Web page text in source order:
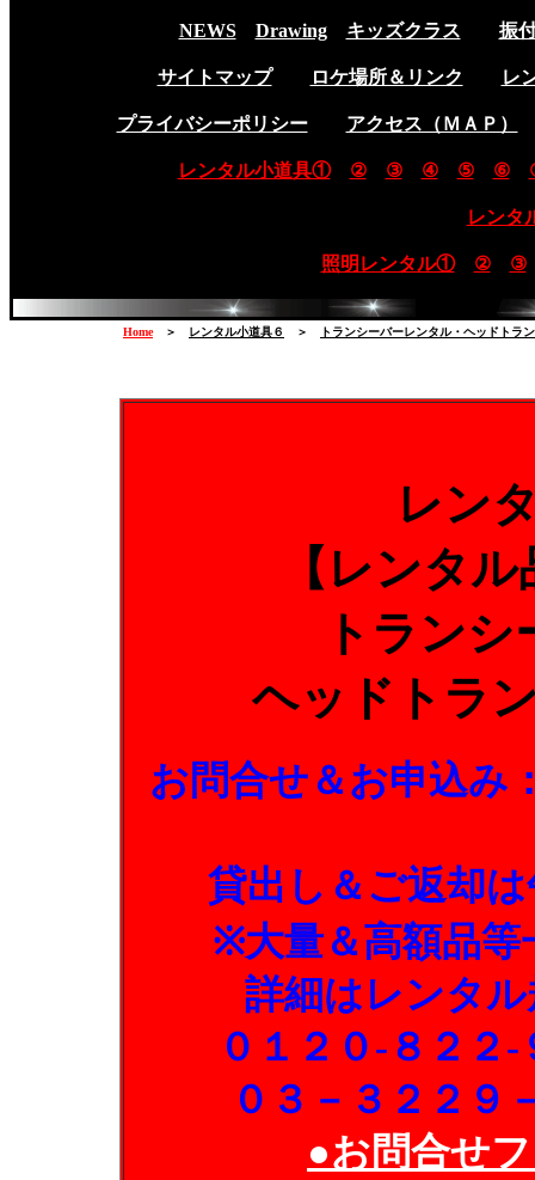
NEWS Drawing キッズクラス 振
サイトマップ ロケ場所＆リンク レ
プライバシーポリシー アクセス（ＭＡＰ）
レンタル小道具① ② ③ ④ ⑤ ⑥
レンタ
照明レンタル① ② ③
Home＞ レンタル小道具６ ＞ トランシーバーレンタル・ヘッドトラ
レン
【レンタ
トラン
ヘッドトラ
お問合せ＆お申込み
貸出し＆ご返却
※大量＆高額品等
詳細はレンタ
０１２０-８２２
０３－３２２９
●お問合せ